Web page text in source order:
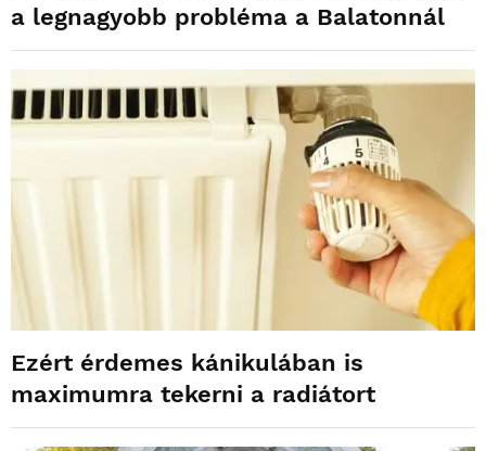
a legnagyobb probléma a Balatonnál
Ezért érdemes kánikulában is
maximumra tekerni a radiátort